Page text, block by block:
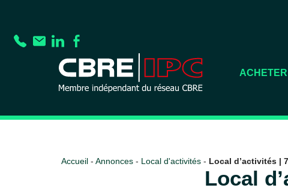
Accueil - Annonces - Local d'activités - Local d’activités |
Local